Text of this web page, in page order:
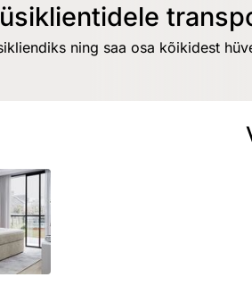
ning saa osa kõikidest